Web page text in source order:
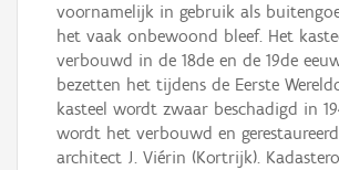
voornamelijk in gebruik als
het vaak onbewoond bleef. Het
verbouwd in de 18de en de 19de
bezetten het tijdens de Eerste
kasteel wordt zwaar beschadigd in
wordt het verbouwd en
architect J. Viérin (Kortrijk).